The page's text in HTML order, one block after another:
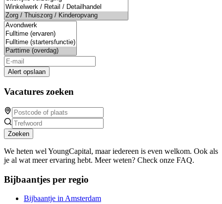
Alert opslaan
Vacatures zoeken
Zoeken
We heten wel YoungCapital, maar iedereen is even welkom. Ook als
je al wat meer ervaring hebt. Meer weten? Check onze FAQ.
Bijbaantjes per regio
Bijbaantje in Amsterdam